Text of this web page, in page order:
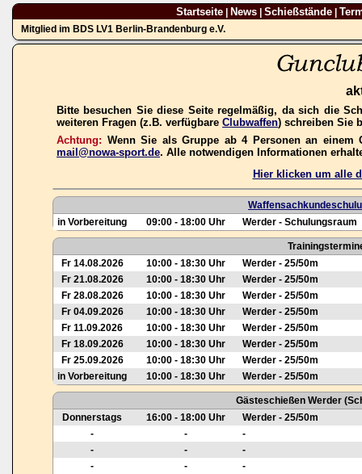
Startseite| News| Schießstände|
Mitglied im BDS LV1 Berlin-Brandenburg e.V.
Bitte besuchen Sie diese Seite regelmäßig, da sich die
weiteren Fragen (z.B. verfügbare Clubwaffen) schreiben Sie
Achtung: Wenn Sie als Gruppe ab 4 Personen an
mail@nowa-sport.de. Alle notwendigen Informationen
Hier klicken um alle
in Vorbereitung
09:00 - 18:00 Uhr Werder - Schulungsraum
Fr 14.08.2026
10:00 - 18:30 Uhr
Werder - 25/50m
Fr 21.08.2026
10:00 - 18:30 Uhr
Werder - 25/50m
Fr 28.08.2026
10:00 - 18:30 Uhr
Werder - 25/50m
Fr 04.09.2026
10:00 - 18:30 Uhr
Werder - 25/50m
Fr 11.09.2026
10:00 - 18:30 Uhr
Werder - 25/50m
Fr 18.09.2026
10:00 - 18:30 Uhr
Werder - 25/50m
Fr 25.09.2026
10:00 - 18:30 Uhr
Werder - 25/50m
in Vorbereitung
10:00 - 18:30 Uhr Werder - 25/50m
Gästeschießen Werder
Donnerstags
16:00 - 18:00 Uhr
Werder - 25/50m
-
-
-
-
-
-
-
-
-